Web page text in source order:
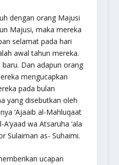
dengan orang Majusi
Majusi, maka mereka
selamat pada hari
awal tahun mereka.
Dan adapun orang
mengucapkan
pada bulan
yang disebutkan oleh
‘Ajaaib al-Mahluqaat
wa Atsaruha ‘ala
Sulaiman as- Suhaimi.
ucapan